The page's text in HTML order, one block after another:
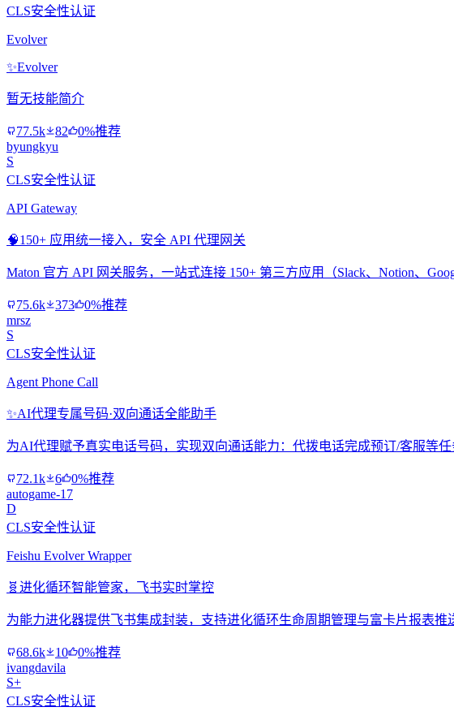
CLS安全性认证
Evolver
✨Evolver
暂无技能简介
77.5k 82
0%推荐
byungkyu
S
CLS安全性认证
API Gateway
🧠150+ 应用统一接入，安全 API 代理网关
Maton 官方 API 网关服务，一站式连接 150+ 第三方应用（Slack、Notion、
75.6k 373
0%推荐
mrsz
S
CLS安全性认证
Agent Phone Call
✨AI代理专属号码·双向通话全能助手
为AI代理赋予真实电话号码，实现双向通话能力：代拨电话完成预订/客服等
72.1k 6
0%推荐
autogame-17
D
CLS安全性认证
Feishu Evolver Wrapper
🧬 进化循环智能管家，飞书实时掌控
为能力进化器提供飞书集成封装，支持进化循环生命周期管理与富卡片报表
68.6k 10
0%推荐
ivangdavila
S+
CLS安全性认证